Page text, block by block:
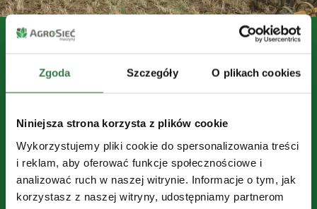
Zgoda Szczegóły O plikach cookies
Niniejsza strona korzysta z plików cookie
Wykorzystujemy pliki cookie do spersonalizowania treści
i reklam, aby oferować funkcje społecznościowe i
analizować ruch w naszej witrynie. Informacje o tym, jak
korzystasz z naszej witryny, udostępniamy partnerom
Systemy w siewnikach Claydon
Siewniki Claydon wykorzystują sprawdzone
mechanizmy i systemy, które zwiększają precyzję
pracę w różnych rejonach uprawy. W zależności od
modelu oferują m.in.:
– Claydon Opti-Till® System